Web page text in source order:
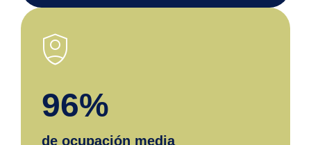
shield_person
96%
de ocupación media